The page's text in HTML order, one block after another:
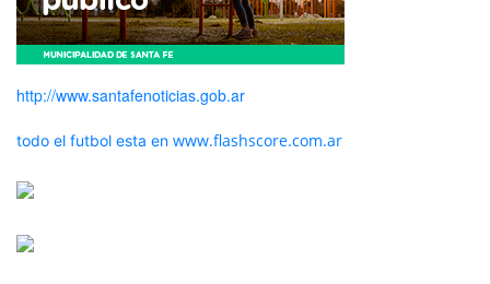
http://www.santafenoticias.gob.ar
todo el futbol esta en www.flashscore.com.ar